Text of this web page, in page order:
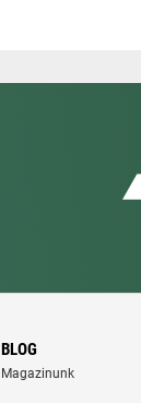
BLOG
Magazinunk